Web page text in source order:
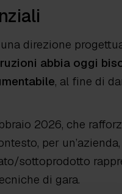
direzione
abbia oggi
, al fine di
2026, che
per
sottoprodotto
di gara.